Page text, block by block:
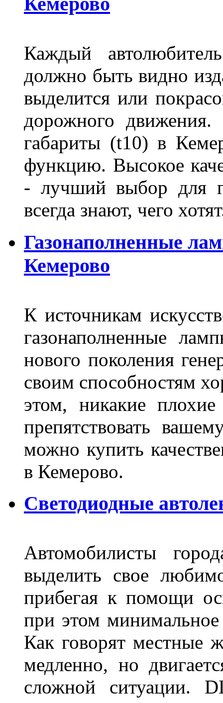
Каждый
должно быть видно
выделится или
дорожного
габариты (t10) в
функцию. Высокое
- лучший выбор для
всегда знают, чего
Газонаполненные
Кемерово
К источникам
газонаполненные
нового поколения
своим способностям
этом, никакие
препятствовать
можно купить
в Кемерово.
Светодиодные
Автомобилисты
выделить свое
прибегая к помощи
при этом минимальное
Как говорят местные
медленно, но
сложной ситуации.